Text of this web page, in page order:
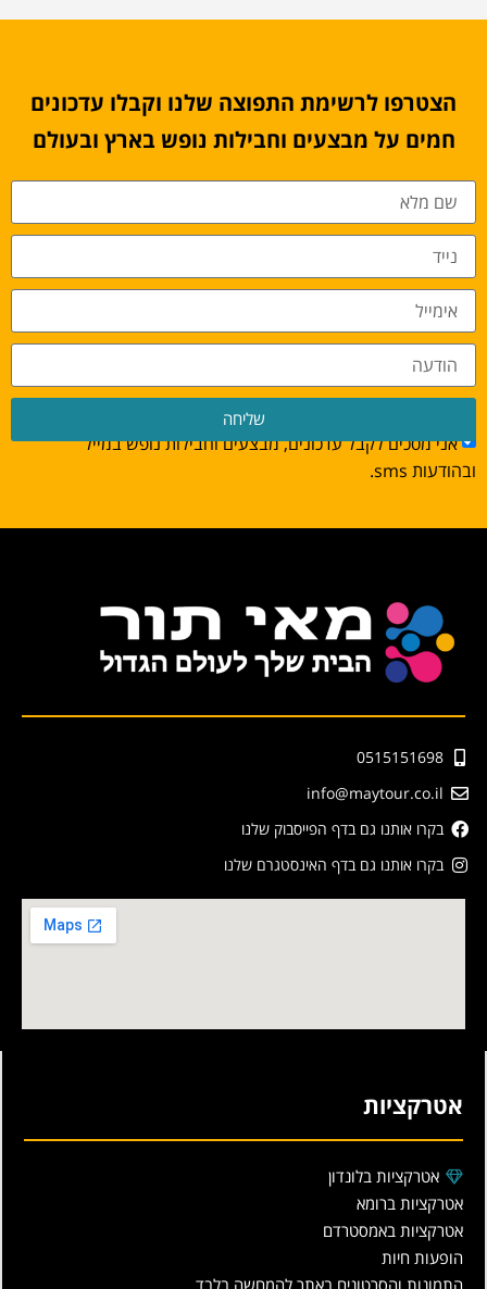
הצטרפו לרשימת התפוצה שלנו וקבלו עדכונים
חמים על מבצעים וחבילות נופש בארץ ובעולם
אני מסכים לקבל עדכונים, מבצעים וחבילות נופש במייל
ובהודעות sms.
שליחה
0515151698
info@maytour.co.il
בקרו אותנו גם בדף הפייסבוק שלנו
בקרו אותנו גם בדף האינסטגרם שלנו
אטרקציות
אטרקציות בלונדון
אטרקציות ברומא
אטרקציות באמסטרדם
הופעות חיות